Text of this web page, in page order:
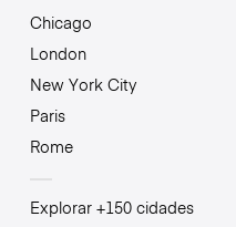
Chicago
London
New York City
Paris
Rome
Explorar +150 cidades